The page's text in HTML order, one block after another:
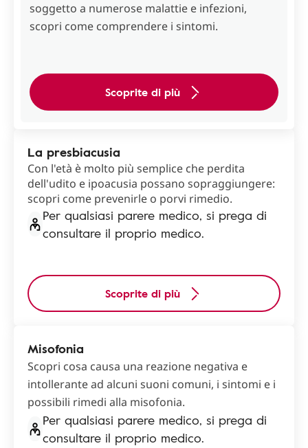
soggetto a numerose malattie e infezioni,
scopri come comprendere i sintomi.
Scoprite di più
La presbiacusia
Con l'età è molto più semplice che perdita
dell'udito e ipoacusia possano sopraggiungere:
scopri come prevenirle o porvi rimedio.
Per qualsiasi parere medico, si prega di
consultare il proprio medico.
Scoprite di più
Misofonia
Scopri cosa causa una reazione negativa e
intollerante ad alcuni suoni comuni, i sintomi e i
possibili rimedi alla misofonia.
Per qualsiasi parere medico, si prega di
consultare il proprio medico.